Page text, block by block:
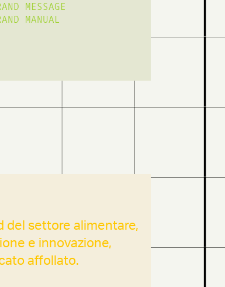
MESSAGE
MANUAL
del settore alimentare,
e innovazione,
affollato.